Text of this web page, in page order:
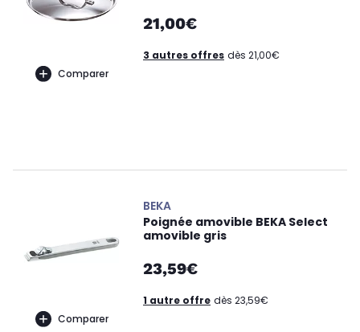
Comparer
21,00€
3 autres offres dès 21,00€
Comparer
BEKA
Poignée amovible BEKA Select
amovible gris
23,59€
1 autre offre dès 23,59€